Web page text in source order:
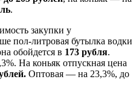
.
закупки у
пол-литровая бутылка водки
обойдется в 173 рубля.
На коньяк отпускная цена
Оптовая — на 23,3%, до